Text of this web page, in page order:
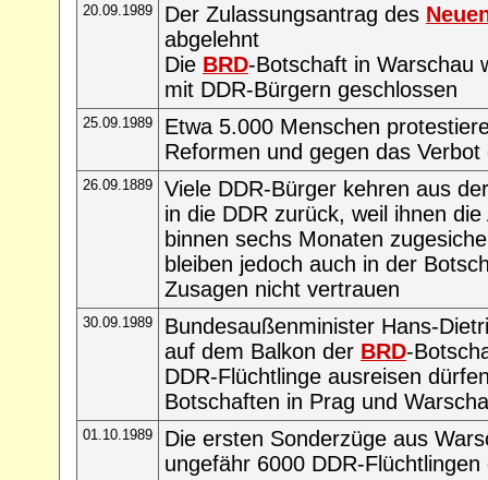
20.09.1989 Der Zulassungsantrag des
abgelehnt
Die BRD-Botschaft in Warschau
mit DDR-Bürgern geschlossen
25.09.1989
Etwa 5.000 Menschen
Reformen und gegen das
26.09.1889
Viele DDR-Bürger kehren aus
in die DDR zurück, weil ihnen
binnen sechs Monaten
bleiben jedoch auch in der
Zusagen nicht vertrauen
30.09.1989
Bundesaußenminister Hans-
auf dem Balkon der BRD-
DDR-Flüchtlinge ausreisen
Botschaften in Prag und
01.10.1989
Die ersten Sonderzüge aus
ungefähr 6000 DDR-